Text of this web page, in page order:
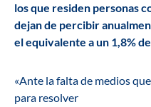
los que residen personas
dejan de percibir
el equivalente a un 1,8%
«Ante la falta de medios
para resolver